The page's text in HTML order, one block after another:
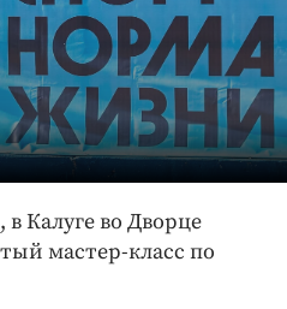
Калуге во Дворце
мастер-класс по